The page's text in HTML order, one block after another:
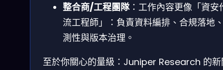
整合商/工程團隊：工作內容更像「資安
流工程師」：負責資料編排、合規落地
測性與版本治理。
至於你關心的量級：Juniper Research 的新